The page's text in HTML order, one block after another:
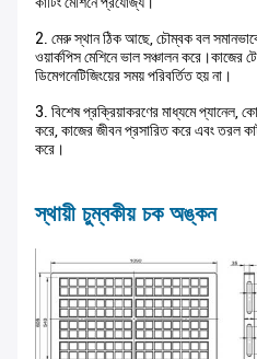
2. মেরু স্থান ঠিক আছে, চৌম্বক বল
ওয়ার্কপিস মেশিনে ভাল সঞ্চালন করে।কাজের
ডিমেগনেটিজিংয়ের সময় পরিবর্তিত হয় না।
3. বিশেষ প্রক্রিয়াকরণের মাধ্যমে প্যানেল,
করে, কাজের জীবন প্রসারিত করে এবং তরল
করে।
স্থায়ী চুম্বকীয় চক অঙ্কন